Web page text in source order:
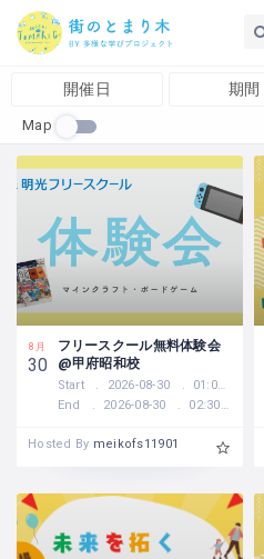
開催日 期間
Map
8月
30
フリースクール無料体験会
@甲府昭和校
Start 2026-08-30
01:00 PM
End
2026-08-30 02:30 PM
Hosted By meikofs11901